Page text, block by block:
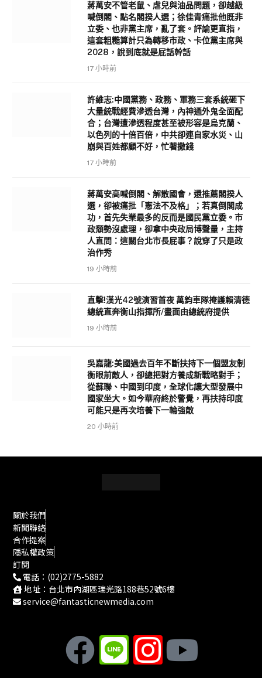
蔣萬安不管老鼠、虐兒與油品問題，卻越級
喊倒閣、點名閣揆人選；徐佳青痛批他既非
立委、也非黨主席，亂了套。評論更直指，
這套粗糙算計只為轉移市政、卡位黨主席與
2028，說到底就是屁話幹話
17 小時前
許維志:中國黨務、政務、軍務三套系統砸下
大量統戰經費滲透台灣，內神通外鬼全面配
合；台灣遭滲透程度甚至被形容是烏克蘭、
以色列的十倍百倍，中共卻連自家水災、山
崩與百姓都顧不好，忙著撒錢
17 小時前
蔣萬安高喊倒閣、解散國會，還推薦閣揆人
選，卻被痛批「憲法不及格」；若真倒閣成
功，首先失業最多的反而是國民黨立委。市
政頹勢沒處理，卻拿中央政局博聲量，主持
人直問：這關台北市長屁事？說穿了只是政
治作秀
19 小時前
直擊!漢光42號演習首夜 萬鈞車隊掩護賴清德
總統直奔衡山指揮所/畫面由總統府提供
19 小時前
吳嘉龍:美國過去百年不斷扶持下一個盟友制
衡眼前敵人，卻總把對方養成新戰略對手；
從蘇聯、中國到印度，全球化讓大型發展中
國家坐大。如今華府終於警覺，再扶持印度
可能只是再次培養下一輪強敵
20 小時前
關於我們
新聞聯絡
合作提案
隱私權政策
訂閱
電話：(02)2775-5882
地址：台北市內湖區瑞光路188巷52號6樓
service@fantasticnewmedia.com